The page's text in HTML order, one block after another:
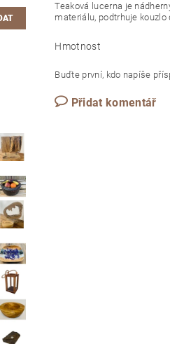
Teaková lucerna je
materiálu, podtrhuje
Hmotnost
Buďte první, kdo napíše
Přidat komentář